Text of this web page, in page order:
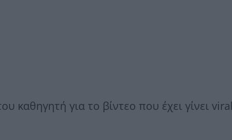
καθηγητή για το βίντεο που έχει γίνει